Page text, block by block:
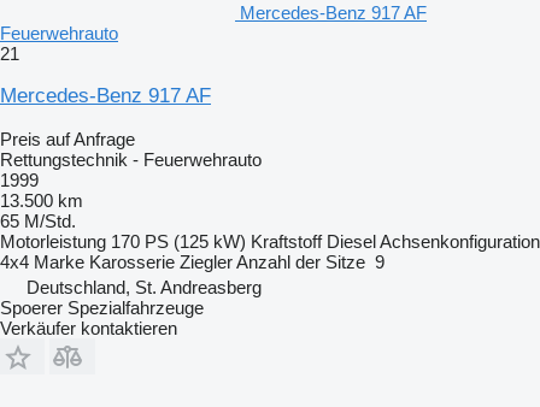
Mercedes-Benz 917 AF
Feuerwehrauto
21
Mercedes-Benz 917 AF
Preis auf Anfrage
Rettungstechnik - Feuerwehrauto
1999
13.500 km
65 M/Std.
Motorleistung 170 PS (125 kW) Kraftstoff DieselAchsenkonfiguration
4x4 Marke Karosserie ZieglerAnzahl der Sitze 9
Deutschland, St. Andreasberg
Spoerer Spezialfahrzeuge
Verkäufer kontaktieren